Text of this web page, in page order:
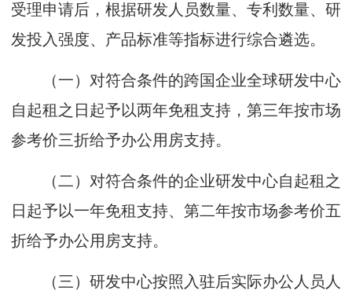
受理申请后，根据研发人员数量、专利数量、研
发投入强度、产品标准等指标进行综合遴选。
（一）对符合条件的跨国企业全球研发中心
自起租之日起予以两年免租支持，第三年按市场
参考价三折给予办公用房支持。
（二）对符合条件的企业研发中心自起租之
日起予以一年免租支持、第二年按市场参考价五
折给予办公用房支持。
（三）研发中心按照入驻后实际办公人员人